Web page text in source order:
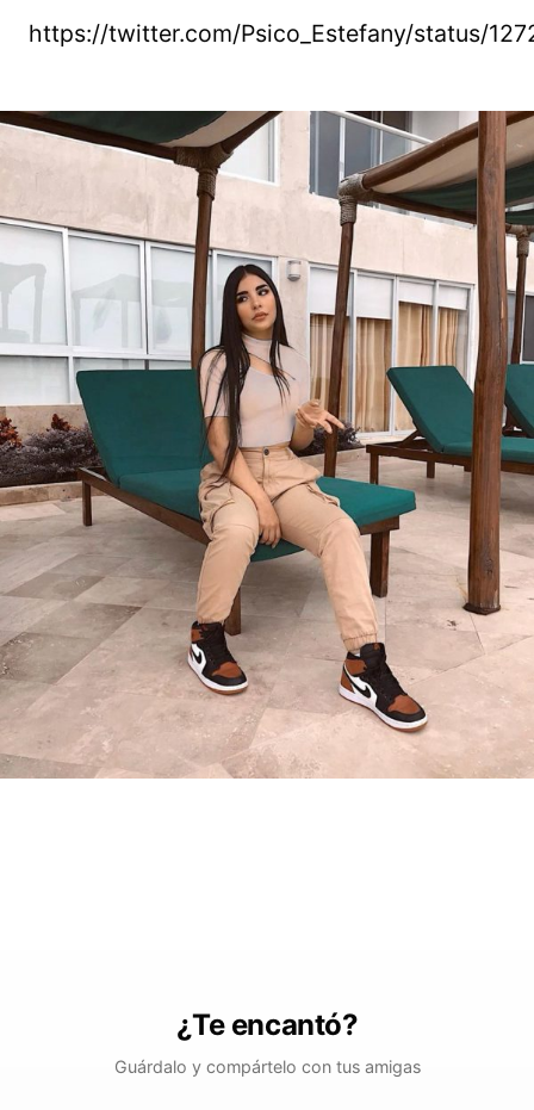
https://twitter.com/Psico_Estefany/status/
¿Te encantó?
Guárdalo y compártelo con tus amigas